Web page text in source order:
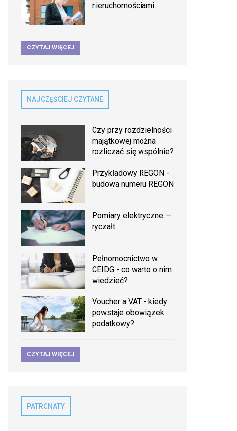
nieruchomościami
CZYTAJ WIĘCEJ
NAJCZĘŚCIEJ CZYTANE
Czy przy rozdzielności
majątkowej można
rozliczać się wspólnie?
Przykładowy REGON -
budowa numeru REGON
Pomiary elektryczne —
ryczałt
Pełnomocnictwo w
CEIDG - co warto o nim
wiedzieć?
Voucher a VAT - kiedy
powstaje obowiązek
podatkowy?
CZYTAJ WIĘCEJ
PATRONATY